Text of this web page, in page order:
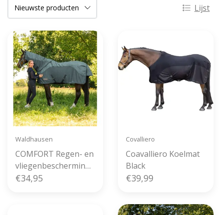
Lijst
Waldhausen
COMFORT Regen- en
vliegenbescherming
nekstuk Pine Green
€34,95
Covalliero
Coavalliero Koelmat
Black
€39,99